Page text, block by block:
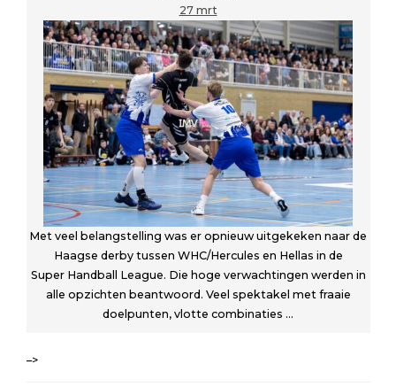
27 mrt
Met veel belangstelling was er opnieuw uitgekeken naar de
Haagse derby tussen WHC/Hercules en Hellas in de
Super Handball League. Die hoge verwachtingen werden in
alle opzichten beantwoord. Veel spektakel met fraaie
doelpunten, vlotte combinaties ...
–>